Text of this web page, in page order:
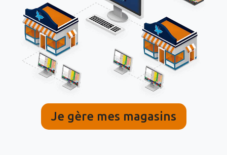
Je gère mes magasins